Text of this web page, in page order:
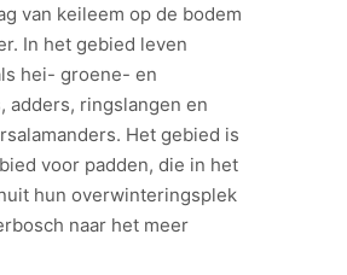
van keileem op de bodem
In het gebied leven
hei- groene- en
adders, ringslangen en
Het gebied is
voor padden, die in het
hun overwinteringsplek
naar het meer